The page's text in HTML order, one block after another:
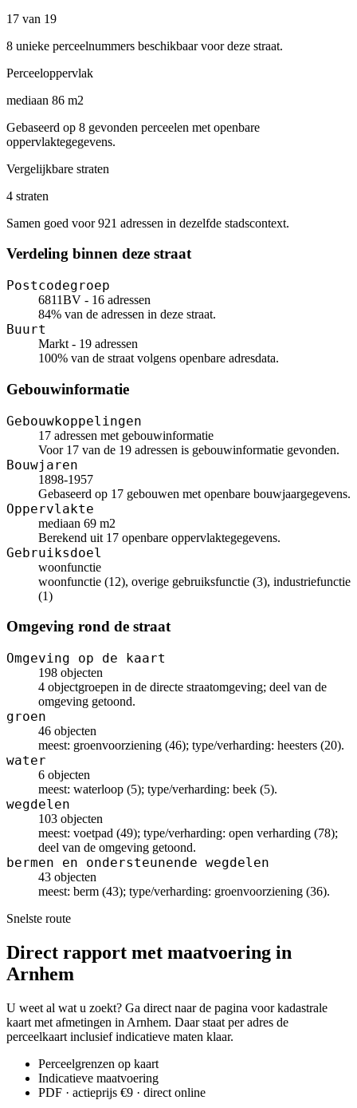
17 van 19
8 unieke perceelnummers beschikbaar voor deze straat.
Perceeloppervlak
mediaan 86 m2
Gebaseerd op 8 gevonden perceelen met openbare
oppervlaktegegevens.
Vergelijkbare straten
4 straten
Samen goed voor 921 adressen in dezelfde stadscontext.
Verdeling binnen deze straat
Postcodegroep
6811BV - 16 adressen
84% van de adressen in deze straat.
Buurt
Markt - 19 adressen
100% van de straat volgens openbare adresdata.
Gebouwinformatie
Gebouwkoppelingen
17 adressen met gebouwinformatie
Voor 17 van de 19 adressen is gebouwinformatie gevonden.
Bouwjaren
1898-1957
Gebaseerd op 17 gebouwen met openbare bouwjaargegevens.
Oppervlakte
mediaan 69 m2
Berekend uit 17 openbare oppervlaktegegevens.
Gebruiksdoel
woonfunctie
woonfunctie (12), overige gebruiksfunctie (3), industriefunctie
(1)
Omgeving rond de straat
Omgeving op de kaart
198 objecten
4 objectgroepen in de directe straatomgeving; deel van de
omgeving getoond.
groen
46 objecten
meest: groenvoorziening (46); type/verharding: heesters (20).
water
6 objecten
meest: waterloop (5); type/verharding: beek (5).
wegdelen
103 objecten
meest: voetpad (49); type/verharding: open verharding (78);
deel van de omgeving getoond.
bermen en ondersteunende wegdelen
43 objecten
meest: berm (43); type/verharding: groenvoorziening (36).
Snelste route
Direct rapport met maatvoering in
Arnhem
U weet al wat u zoekt? Ga direct naar de pagina voor kadastrale
kaart met afmetingen in Arnhem. Daar staat per adres de
perceelkaart inclusief indicatieve maten klaar.
Perceelgrenzen op kaart
Indicatieve maatvoering
PDF · actieprijs €9 · direct online